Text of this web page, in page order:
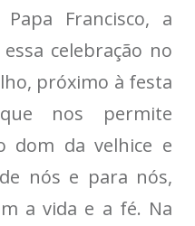
Francisco, a
celebração no
próximo à festa
nos permite
dom da velhice e
nós e para nós,
a vida e a fé. Na